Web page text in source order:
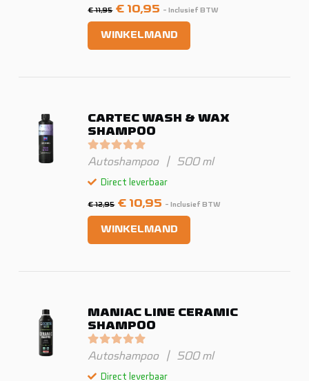
€11,95 Oorspronkelijke
€ 10,95 Huidige
- Inclusief BTW
WINKELMAND
CARTEC WASH & WAX
SHAMPOO
Gewaardeerd 0 uit 5
Autoshampoo | 500 ml
Direct leverbaar
€12,95 Oorspronkelijke
€ 10,95 Huidige
- Inclusief BTW
WINKELMAND
MANIAC LINE CERAMIC
SHAMPOO
Gewaardeerd 0 uit 5
Autoshampoo | 500 ml
Direct leverbaar